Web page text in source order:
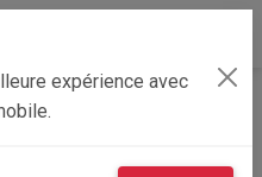
expérience avec
14 - Calvados